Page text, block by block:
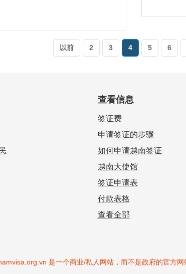
以前 2 3 4 5 6
查看信息
签证费
申请签证的步骤
如何申请越南签证
越南大使馆
签证申请表
付款表格
查看全部
是一个商业/私人网站，而不是政府的官方